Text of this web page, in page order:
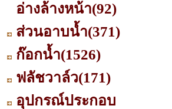
อ่างล้างหน้า(92)
ส่วนอาบน้ำ(371)
ก๊อกน้ำ(1526)
ฟลัชวาล์ว(171)
อุปกรณ์ประกอบ